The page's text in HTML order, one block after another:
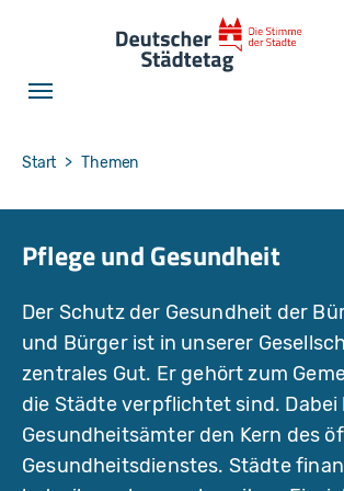
You are here:
Start Themen
Pflege und Gesundheit
Der Schutz der Gesundheit der
und Bürger ist in unserer
zentrales Gut. Er gehört zum
die Städte verpflichtet sind. Dabei
Gesundheitsämter den Kern des
Gesundheitsdienstes. Städte